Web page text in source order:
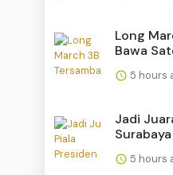
Long
Bawa
5 hours
Jadi
Surabaya
5 hours